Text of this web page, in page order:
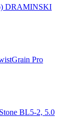
DRAMINSKI
Pro
BL5-2, 5.0